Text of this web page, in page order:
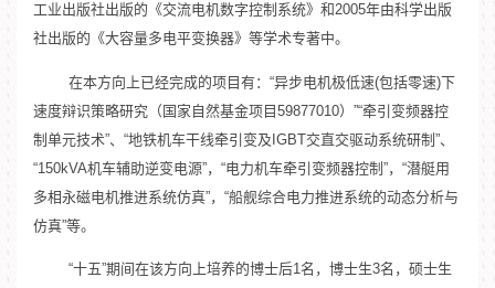
工业出版社出版的《交流电机数字控制系统》和2005年由科学出版
社出版的《大容量多电平变换器》等学术专著中。
在本方向上已经完成的项目有：“异步电机极低速(包括零速)下
速度辩识策略研究（国家自然基金项目59877010）”“牵引变频器控
制单元技术”、“地铁机车干线牵引变及IGBT交直交驱动系统研制”、
“150kVA机车辅助逆变电源”，“电力机车牵引变频器控制”，“潜艇用
多相永磁电机推进系统仿真”，“船舰综合电力推进系统的动态分析与
仿真”等。
“十五”期间在该方向上培养的博士后1名，博士生3名，硕士生